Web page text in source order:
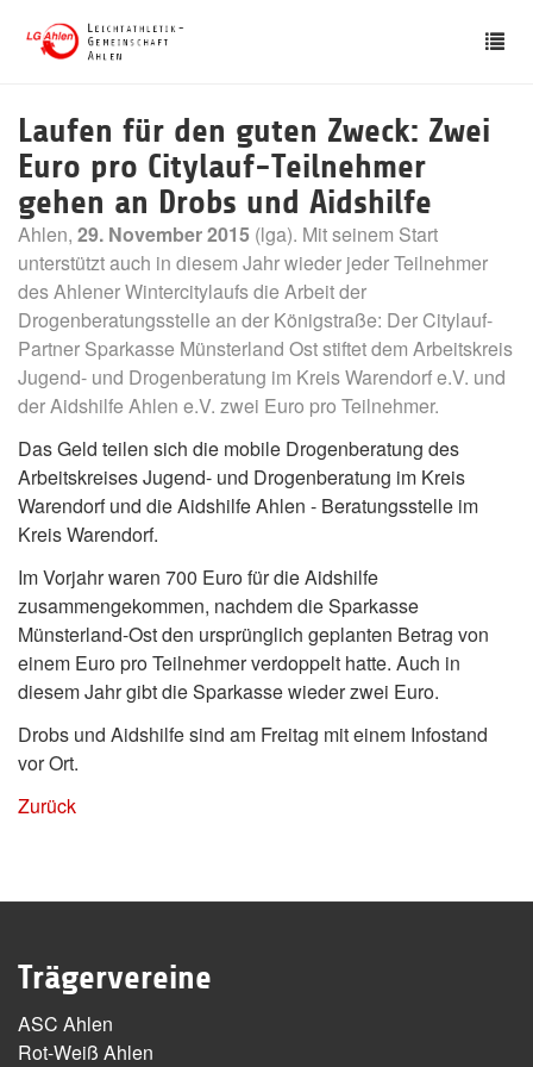
Laufen für den guten Zweck: Zwei
Euro pro Citylauf-Teilnehmer
gehen an Drobs und Aidshilfe
Ahlen, 29. November 2015 (lga). Mit seinem Start
unterstützt auch in diesem Jahr wieder jeder Teilnehmer
des Ahlener Wintercitylaufs die Arbeit der
Drogenberatungsstelle an der Königstraße: Der Citylauf-
Partner Sparkasse Münsterland Ost stiftet dem Arbeitskreis
Jugend- und Drogenberatung im Kreis Warendorf e.V. und
der Aidshilfe Ahlen e.V. zwei Euro pro Teilnehmer.
Das Geld teilen sich die mobile Drogenberatung des
Arbeitskreises Jugend- und Drogenberatung im Kreis
Warendorf und die Aidshilfe Ahlen - Beratungsstelle im
Kreis Warendorf.
Im Vorjahr waren 700 Euro für die Aidshilfe
zusammengekommen, nachdem die Sparkasse
Münsterland-Ost den ursprünglich geplanten Betrag von
einem Euro pro Teilnehmer verdoppelt hatte. Auch in
diesem Jahr gibt die Sparkasse wieder zwei Euro.
Drobs und Aidshilfe sind am Freitag mit einem Infostand
vor Ort.
Zurück
Trägervereine
ASC Ahlen
Rot-Weiß Ahlen